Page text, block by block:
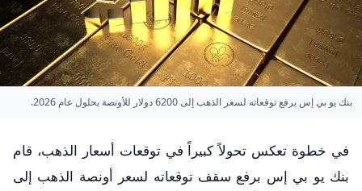
بنك يو بي إس يرفع توقعاته لسعر الذهب إلى 6200 دولار للأونصة بحلول عام 2026.
في خطوة تعكس تحولاً كبيراً في توقعات أسعار الذهب، قام
بنك يو بي إس برفع سقف توقعاته لسعر أونصة الذهب إلى